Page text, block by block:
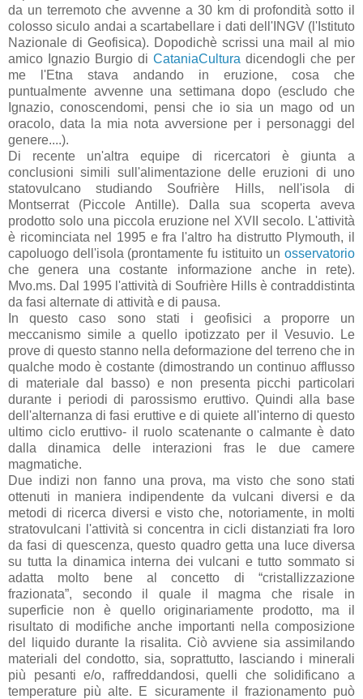
da un terremoto che avvenne a 30 km di profondità sotto il
colosso siculo andai a scartabellare i dati dell'INGV (l'Istituto
Nazionale di Geofisica). Dopodichè scrissi una mail al mio
amico Ignazio Burgio di CataniaCultura dicendogli che per
me l'Etna stava andando in eruzione, cosa che
puntualmente avvenne una settimana dopo (escludo che
Ignazio, conoscendomi, pensi che io sia un mago od un
oracolo, data la mia nota avversione per i personaggi del
genere....).
Di recente un'altra equipe di ricercatori è giunta a
conclusioni simili sull'alimentazione delle eruzioni di uno
statovulcano studiando Soufrière Hills, nell'isola di
Montserrat (Piccole Antille). Dalla sua scoperta aveva
prodotto solo una piccola eruzione nel XVII secolo. L'attività
è ricominciata nel 1995 e fra l'altro ha distrutto Plymouth, il
capoluogo dell'isola (prontamente fu istituito un osservatorio
che genera una costante informazione anche in rete).
Mvo.ms. Dal 1995 l'attività di Soufrière Hills è contraddistinta
da fasi alternate di attività e di pausa.
In questo caso sono stati i geofisici a proporre un
meccanismo simile a quello ipotizzato per il Vesuvio. Le
prove di questo stanno nella deformazione del terreno che in
qualche modo è costante (dimostrando un continuo afflusso
di materiale dal basso) e non presenta picchi particolari
durante i periodi di parossismo eruttivo. Quindi alla base
dell'alternanza di fasi eruttive e di quiete all'interno di questo
ultimo ciclo eruttivo- il ruolo scatenante o calmante è dato
dalla dinamica delle interazioni fras le due camere
magmatiche.
Due indizi non fanno una prova, ma visto che sono stati
ottenuti in maniera indipendente da vulcani diversi e da
metodi di ricerca diversi e visto che, notoriamente, in molti
stratovulcani l'attività si concentra in cicli distanziati fra loro
da fasi di quescenza, questo quadro getta una luce diversa
su tutta la dinamica interna dei vulcani e tutto sommato si
adatta molto bene al concetto di “cristallizzazione
frazionata”, secondo il quale il magma che risale in
superficie non è quello originariamente prodotto, ma il
risultato di modifiche anche importanti nella composizione
del liquido durante la risalita. Ciò avviene sia assimilando
materiali del condotto, sia, soprattutto, lasciando i minerali
più pesanti e/o, raffreddandosi, quelli che solidificano a
temperature più alte. E sicuramente il frazionamento può